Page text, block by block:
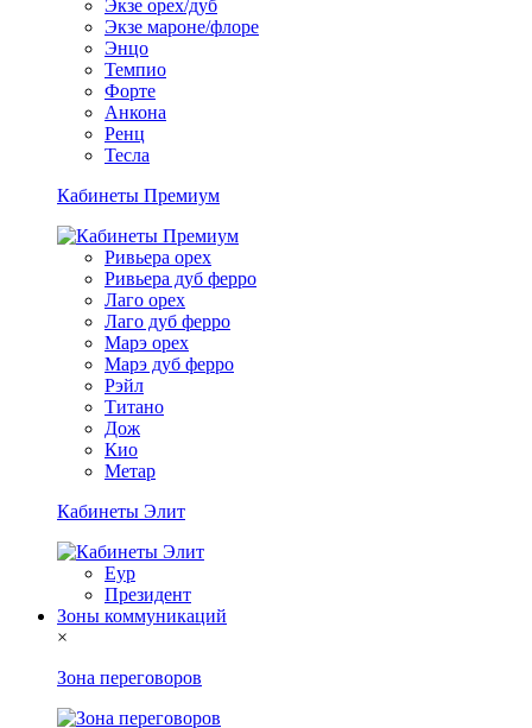
Экзе орех/дуб
Экзе мароне/флоре
Энцо
Темпио
Форте
Анкона
Ренц
Тесла
Кабинеты Премиум
Ривьера орех
Ривьера дуб ферро
Лаго орех
Лаго дуб ферро
Марэ орех
Марэ дуб ферро
Рэйл
Титано
Дож
Кио
Метар
Кабинеты Элит
Еур
Президент
Зоны коммуникаций
×
Зона переговоров